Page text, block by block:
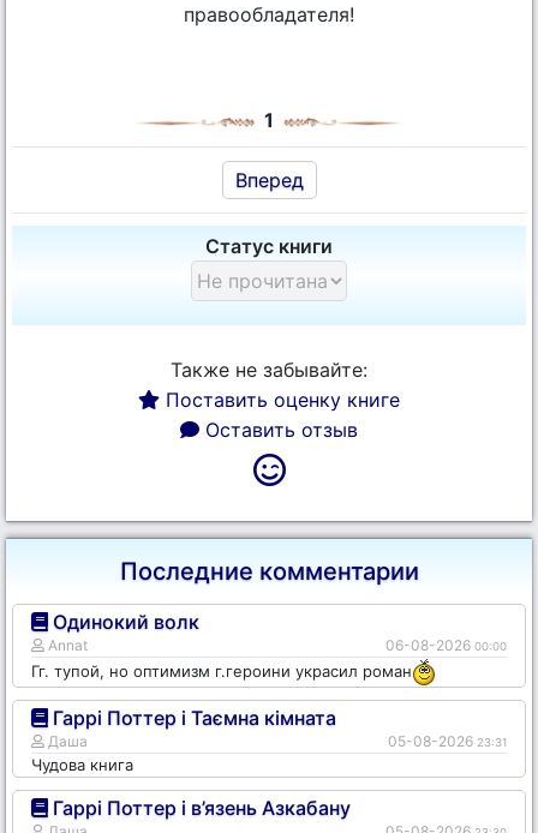
правообладателя!
1
Вперед
Статус книги
Также не забывайте:
Поставить оценку книге
Оставить отзыв
Последние комментарии
Одинокий волк
Annat 06-08-2026 00:00
Гг. тупой, но оптимизм г.героини украсил роман
Гаррі Поттер і Таємна кімната
Даша 05-08-2026 23:31
Чудова книга
Гаррі Поттер і в’язень Азкабану